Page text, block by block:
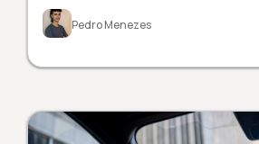
Pedro Menezes